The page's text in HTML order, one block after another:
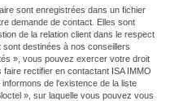
sont enregistrées dans un fichier
demande de contact. Elles sont
de la relation client dans le respect
destinées à nos conseillers
», vous pouvez exercer votre droit
rectifier en contactant ISA IMMO
de l'existence de la liste
», sur laquelle vous pouvez vous